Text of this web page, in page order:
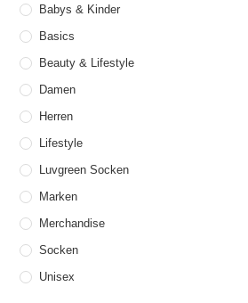
Babys & Kinder
Basics
Beauty & Lifestyle
Damen
Herren
Lifestyle
Luvgreen Socken
Marken
Merchandise
Socken
Unisex